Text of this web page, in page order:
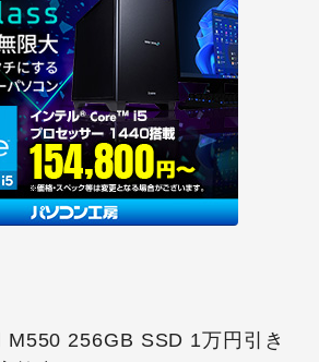
M550 256GB SSD 1万円引き